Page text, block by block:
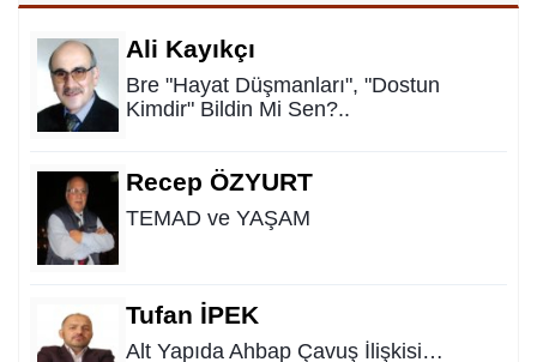
Ali Kayıkçı
Bre "Hayat Düşmanları", "Dostun
Kimdir" Bildin Mi Sen?..
Recep ÖZYURT
TEMAD ve YAŞAM
Tufan İPEK
Alt Yapıda Ahbap Çavuş İlişkisi…